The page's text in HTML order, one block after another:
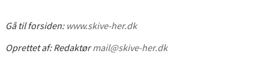
Gå til forsiden:www.skive-her.dk
Oprettet af:Redaktørmail@skive-her.dk